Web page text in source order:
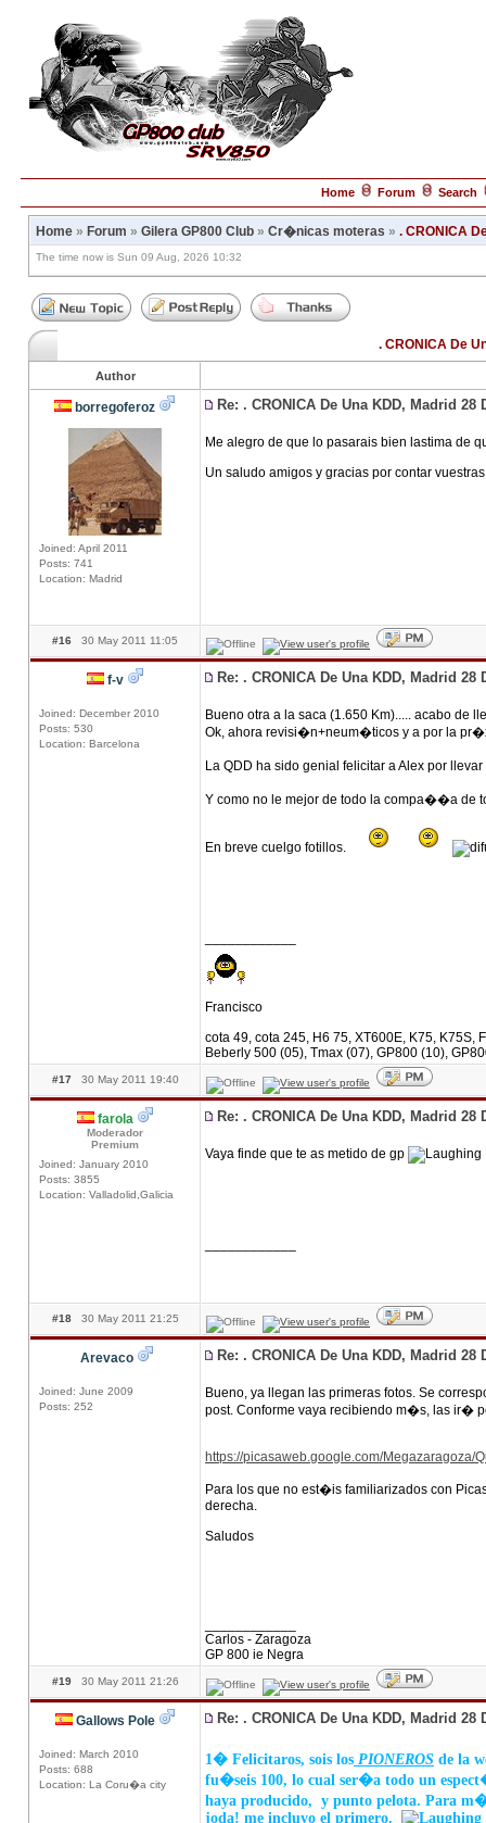
Home Forum Search
Home » Forum » Gilera GP800 Club » Cr�nicas moteras » . CRONICA
The time now is Sun 09 Aug, 2026 10:32
. CRONICA De
Author
borregoferoz
Joined: April 2011
Posts: 741
Location: Madrid
Re: . CRONICA De Una KDD, Madrid 28
Me alegro de que lo pasarais bien lastima de
Un saludo amigos y gracias por contar
#16 30 May 2011 11:05
f-v
Joined: December 2010
Posts: 530
Location: Barcelona
Re: . CRONICA De Una KDD, Madrid 28
Bueno otra a la saca (1.650 Km)..... acabo de
Ok, ahora revisi�n+neum�ticos y a por la
La QDD ha sido genial felicitar a Alex por
Y como no le mejor de todo la compa��a de
En breve cuelgo fotillos.
Francisco
cota 49, cota 245, H6 75, XT600E, K75, K75S,
Beberly 500 (05), Tmax (07), GP800 (10),
#17 30 May 2011 19:40
farola
Moderador
Premium
Joined: January 2010
Posts: 3855
Location: Valladolid,Galicia
Re: . CRONICA De Una KDD, Madrid 28
Vaya finde que te as metido de gp
#18 30 May 2011 21:25
Arevaco
Joined: June 2009
Posts: 252
Re: . CRONICA De Una KDD, Madrid 28
Bueno, ya llegan las primeras fotos. Se
post. Conforme vaya recibiendo m�s, las ir�
https://picasaweb.google.com/Megazaragoza/
Para los que no est�is familiarizados con
derecha.
Saludos
Carlos - Zaragoza
GP 800 ie Negra
#19 30 May 2011 21:26
Gallows Pole
Joined: March 2010
Posts: 688
Location: La Coru�a city
Re: . CRONICA De Una KDD, Madrid 28
1� Felicitaros, sois los PIONEROS de la
fu�seis 100, lo cual ser�a todo un
haya producido, y punto pelota. Para
joda! me incluyo el primero.